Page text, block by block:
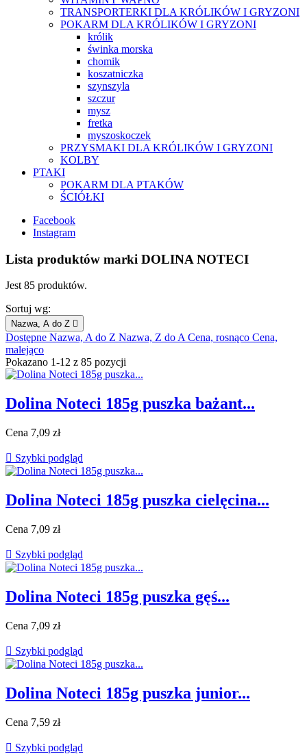
TRANSPORTERKI DLA KRÓLIKÓW I GRYZONI
POKARM DLA KRÓLIKÓW I GRYZONI
królik
świnka morska
chomik
koszatniczka
szynszyla
szczur
mysz
fretka
myszoskoczek
PRZYSMAKI DLA KRÓLIKÓW I GRYZONI
KOLBY
PTAKI
POKARM DLA PTAKÓW
ŚCIÓŁKI
Facebook
Instagram
Lista produktów marki DOLINA NOTECI
Jest 85 produktów.
Sortuj wg:
Nazwa, A do Z 
Dostępne Nazwa, A do Z Nazwa, Z do A Cena, rosnąco Cena,
malejąco
Pokazano 1-12 z 85 pozycji
Dolina Noteci 185g puszka bażant...
Cena 7,09 zł
 Szybki podgląd
Dolina Noteci 185g puszka cielęcina...
Cena 7,09 zł
 Szybki podgląd
Dolina Noteci 185g puszka gęś...
Cena 7,09 zł
 Szybki podgląd
Dolina Noteci 185g puszka junior...
Cena 7,59 zł
 Szybki podgląd